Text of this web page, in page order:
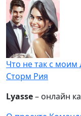
Что не так с моим
Сторм Рия
Lyasse– онлайн